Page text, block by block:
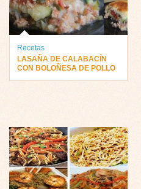
Recetas
LASAÑA DE CALABACÍN
CON BOLOÑESA DE POLLO